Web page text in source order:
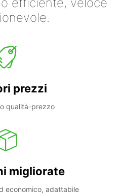
prezzi
qualità-prezzo
migliorate
economico, adattabile